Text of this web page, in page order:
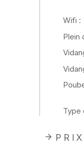
Wifi :
Plein
Type
PRIX